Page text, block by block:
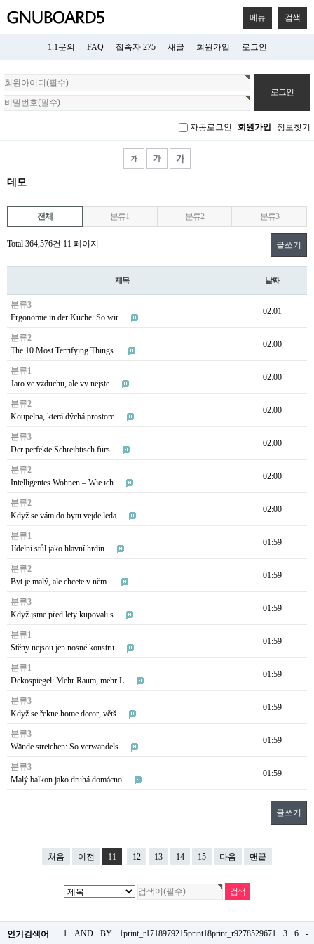
메뉴 검색
1:1문의 FAQ 접속자 275 새글 회원가입 로그인
회
원
로
자동로그인 회원가입 정보찾기
데모
전체 분류1 분류2 분류3
Total 364,576건 11 페이지 글쓰기
제목 날짜
분류3
Ergonomie in der Küche: So wir…
02:01
분류2
The 10 Most Terrifying Things …
02:00
분류1
Jaro ve vzduchu, ale vy nejste…
02:00
분류2
Koupelna, která dýchá prostore…
02:00
분류3
Der perfekte Schreibtisch fürs…
02:00
분류2
Intelligentes Wohnen – Wie ich…
02:00
분류2
Když se vám do bytu vejde leda…
02:00
분류1
Jídelní stůl jako hlavní hrdin…
01:59
분류2
Byt je malý, ale chcete v něm …
01:59
분류3
Když jsme před lety kupovali s…
01:59
분류1
Stěny nejsou jen nosné konstru…
01:59
분류1
Dekospiegel: Mehr Raum, mehr L…
01:59
분류3
Když se řekne home decor, větš…
01:59
분류3
Wände streichen: So verwandels…
01:59
분류3
Malý balkon jako druhá domácno…
01:59
글쓰기
처음 이전 11 12 13 14 15 다음 맨끝
인기검색어 1 AND BY 1print_r1718979215print18print_r9278529671 3 6 -